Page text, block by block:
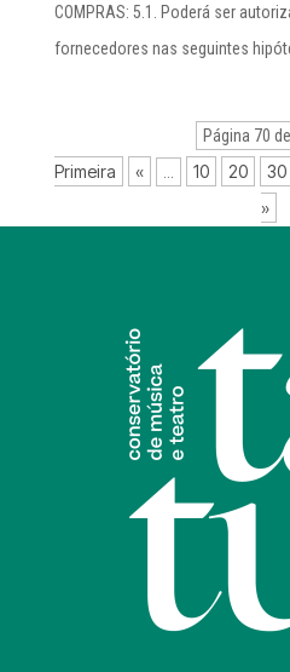
COMPRAS: 5.1. Poderá ser
fornecedores nas seguintes
Página 70
Primeira
« 10 20 30
»